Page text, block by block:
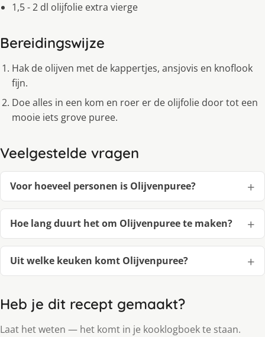
1,5 - 2 dl olijfolie extra vierge
Bereidingswijze
Hak de olijven met de kappertjes, ansjovis en knoflook
fijn.
Doe alles in een kom en roer er de olijfolie door tot een
mooie iets grove puree.
Veelgestelde vragen
Voor hoeveel personen is Olijvenpuree?
Hoe lang duurt het om Olijvenpuree te maken?
Uit welke keuken komt Olijvenpuree?
Heb je dit recept gemaakt?
Laat het weten — het komt in je kooklogboek te staan.